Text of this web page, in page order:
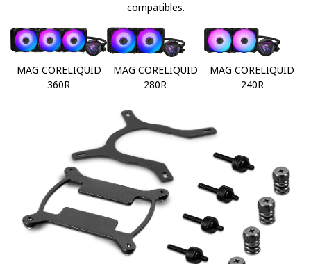
compatibles.
MAG CORELIQUID
360R
MAG CORELIQUID
280R
MAG CORELIQUID
240R